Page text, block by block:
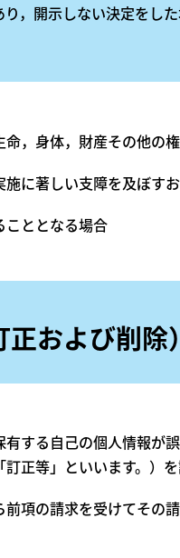
，開示しない決定をし
，身体，財産その他の
施に著しい支障を及ぼす
こととなる場合
および削除）
する自己の個人情報が
正等」といいます。）
前項の請求を受けてその